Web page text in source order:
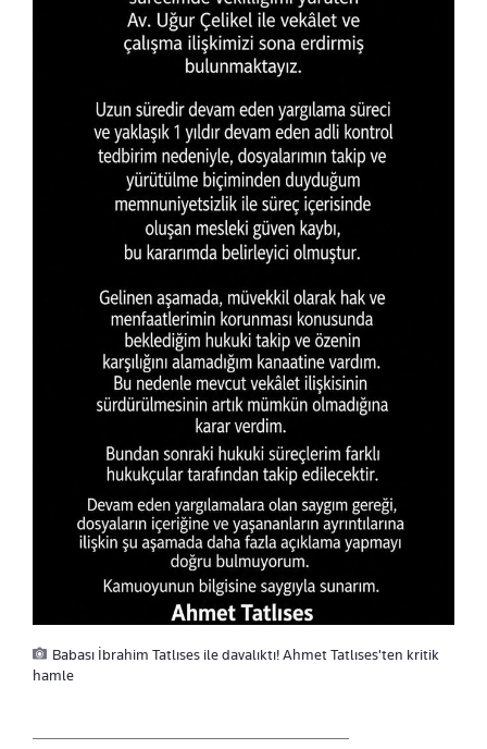
Babası İbrahim Tatlıses ile davalıktı! Ahmet Tatlıses'ten kritik
hamle